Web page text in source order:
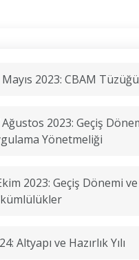
Mayıs 2023: CBAM Tüzüğü
Ağustos 2023: Geçiş
Yönetmeliği
2023: Geçiş Dönemi ve
Altyapı ve Hazırlık Yılı